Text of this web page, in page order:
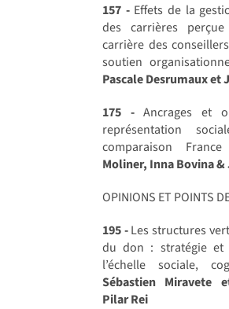
157 - Effets de la
des carrières
carrière des
soutien
Pascale Desrumaux et
175 -Ancrages et
représentation
comparaison
Moliner, Inna Bovina
OPINIONS ET POINTS
195 -Les structures
du don : stratégie et
l’échelle sociale,
Sébastien Miravete
Pilar Rei